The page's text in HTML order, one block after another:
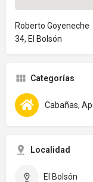
Roberto Goyeneche
34, El Bolsón
Categorías
Cabañas,
Localidad
El Bolsón